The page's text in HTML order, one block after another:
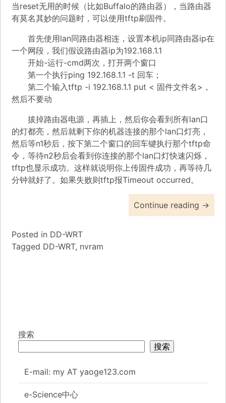
当reset无用的时候（比如Buffalo的路由器），当路由器
有莫名其妙的问题时，可以使用tftp刷固件。
首先使用lan同路由器相连，设置本机ip同路由器ip在
一个网段，我们假设路由器ip为192.168.1.1
开始-运行-cmd两次，打开两个窗口
第一个执行ping 192.168.1.1 -t 回车；
第二个输入tftp -i 192.168.1.1 put < 固件文件名>，
然后不要动
拔掉路由器电源，再插上，然后你会看到所有lan口
的灯都亮，然后就剩下你的机器连接的那个lan口灯亮，
然后等n1秒后，按下第二个窗口的回车键执行那个tftp命
令，等待n2秒后会看到你连接的那个lan口灯快速闪烁，
tftp也显示成功。这样就说明你上传固件成功，再等待几
分钟就好了。如果失败则tftp报Timeout occurred。
Continue reading →
Posted in DD-WRT
Tagged DD-WRT, nvram
搜索
搜索
E-mail: my AT yaoge123.com
e-Science中心